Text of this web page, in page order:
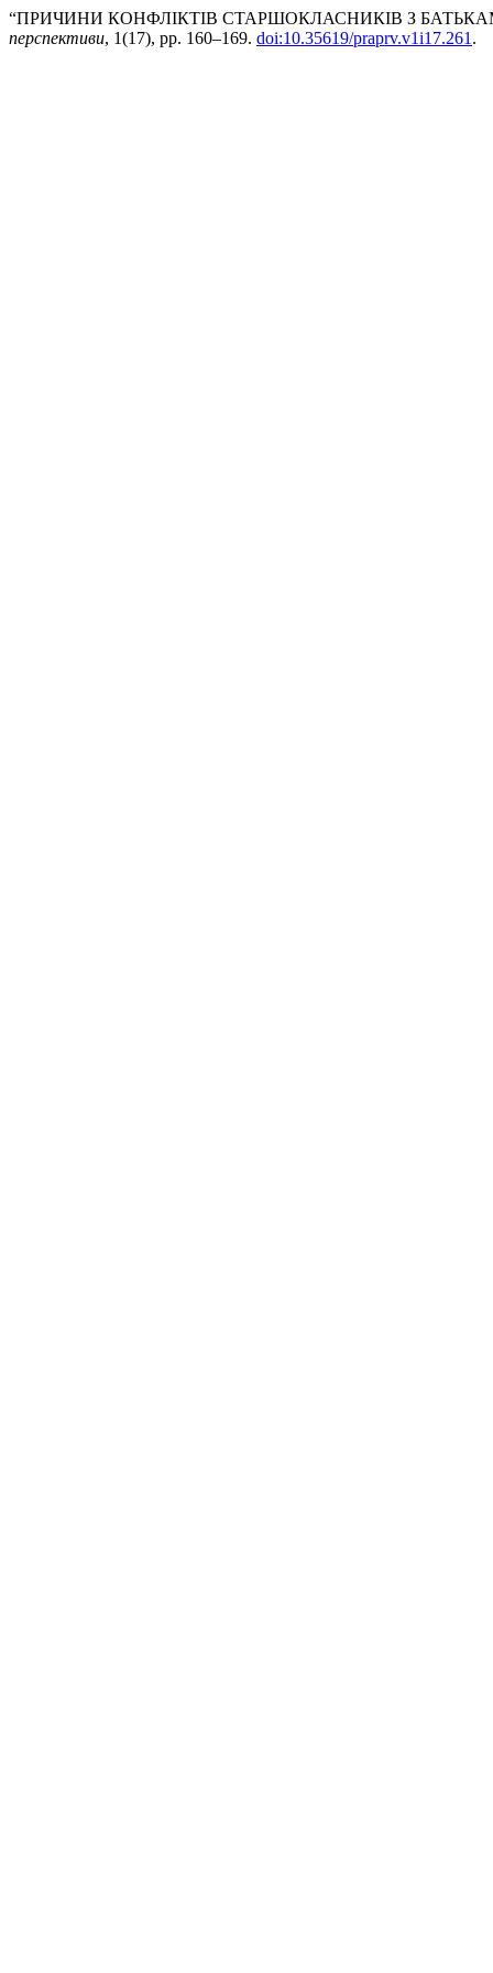
“ПРИЧИНИ КОНФЛІКТІВ СТАРШОКЛАСНИКІВ З
перспективи, 1(17), pp. 160–169. doi:10.35619/praprv.v1i17.261 .